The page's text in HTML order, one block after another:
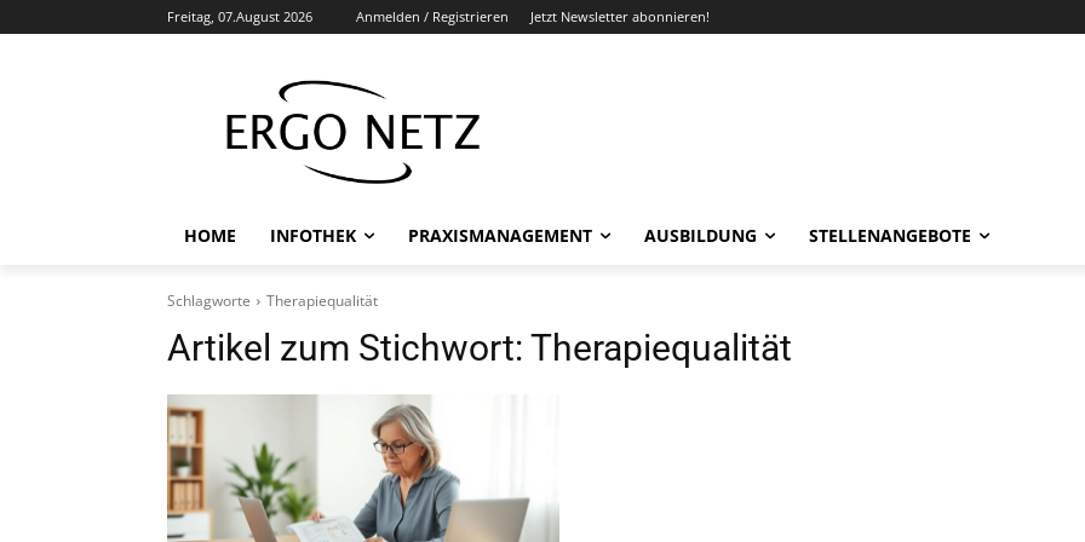
Freitag, 07.August 2026 Anmelden / Registrieren Jetzt Newsletter abonnieren!
HOME INFOTHEK PRAXISMANAGEMENT AUSBILDUNG STELLENANGEBOTE
Schlagworte Therapiequalität
Artikel zum Stichwort: Therapiequalität